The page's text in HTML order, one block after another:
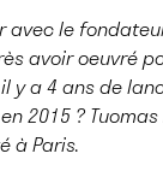
avec le
avoir oeuvré
y a 4 ans de
2015 ?
à Paris.